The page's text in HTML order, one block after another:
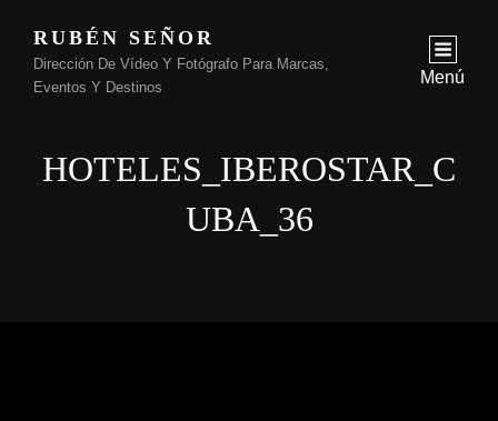
RUBÉN SEÑOR
Dirección De Vídeo Y Fotógrafo Para Marcas,
Eventos Y Destinos
Menú
HOTELES_IBEROSTAR_C
UBA_36